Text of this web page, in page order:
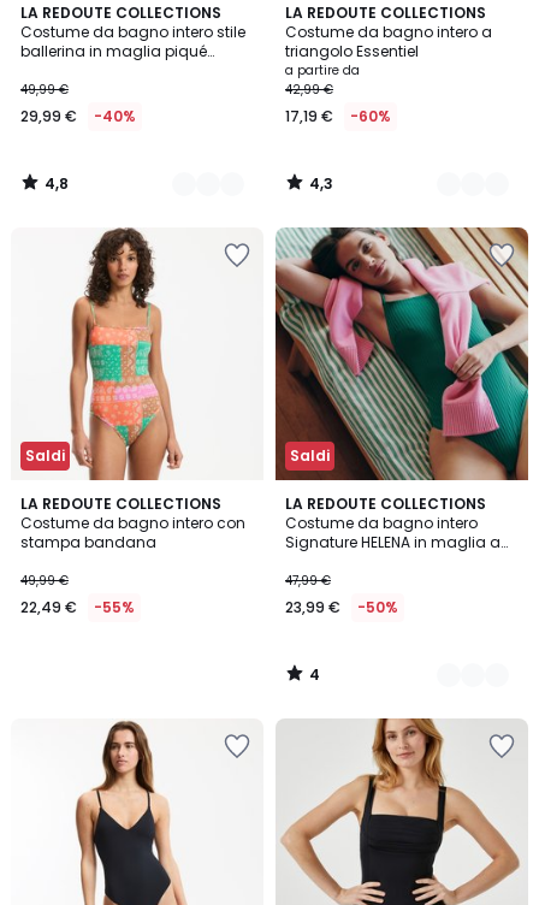
LA REDOUTE COLLECTIONS
Costume da bagno intero stile
ballerina in maglia piqué
49,99 €
29,99 € -40%
4,8
/ 5
2
Colori
4,8
/
LA REDOUTE COLLECTIONS
Costume da bagno intero a
triangolo Essentiel
a partire da
42,99 €
17,19 € -60%
4,3
/ 5
3
Colori
4,3
/
Saldi
LA REDOUTE COLLECTIONS
Costume da bagno intero con
stampa bandana
49,99 €
22,49 € -55%
Saldi
LA REDOUTE COLLECTIONS
Costume da bagno intero
Signature HELENA in maglia a
47,99 €
23,99 € -50%
4
/
5
2
Colori
4
/